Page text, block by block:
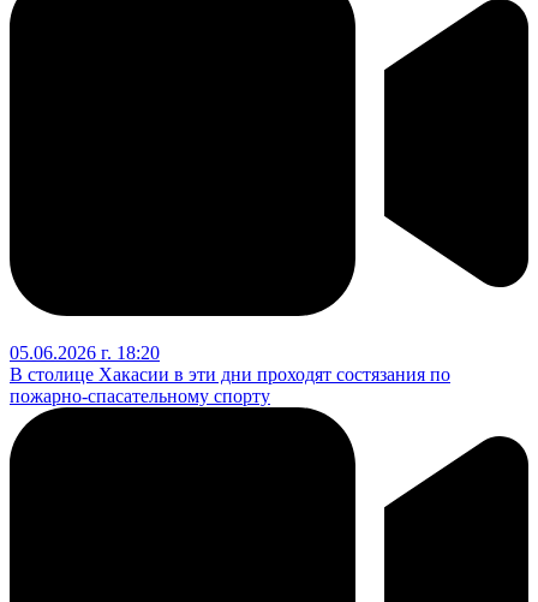
05.06.2026 г. 18:20
В столице Хакасии в эти дни проходят состязания по
пожарно-спасательному спорту